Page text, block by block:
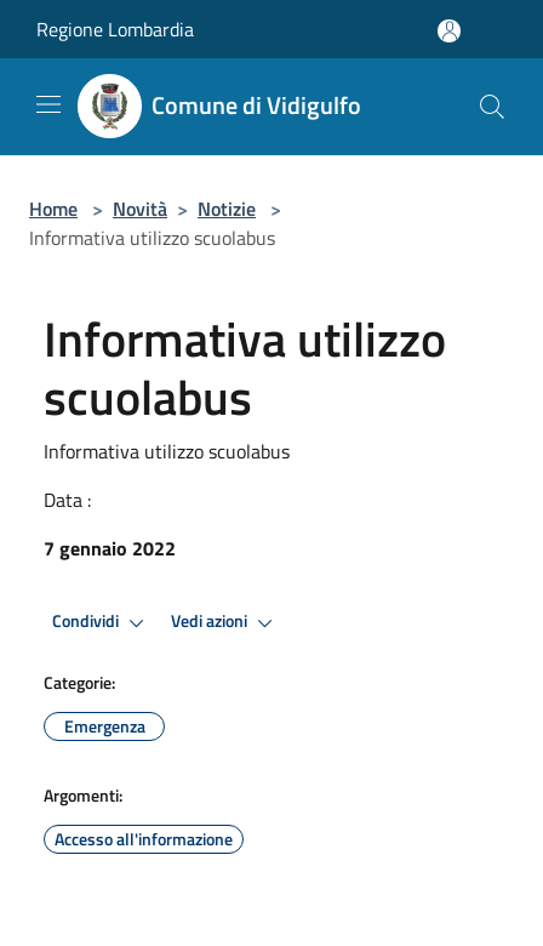
Regione Lombardia
Comune di Vidigulfo
Home > Novità > Notizie >
Informativa utilizzo scuolabus
Informativa utilizzo
scuolabus
Informativa utilizzo scuolabus
Data :
7 gennaio 2022
Condividi Vedi azioni
Categorie:
Emergenza
Argomenti:
Accesso all'informazione